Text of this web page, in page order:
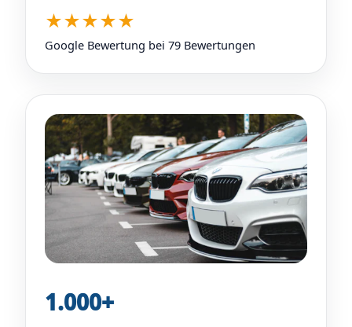
★★★★★
Google Bewertung bei 79 Bewertungen
1.000+